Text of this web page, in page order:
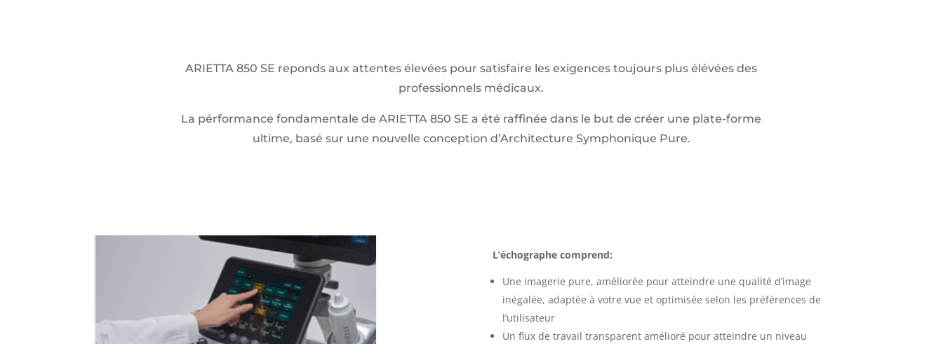
ARIETTA 850 SE reponds aux attentes élevées pour satisfaire les exigences toujours plus élévées des
professionnels médicaux.
La pérformance fondamentale de ARIETTA 850 SE a été raffinée dans le but de créer une plate-forme
ultime, basé sur une nouvelle conception d’Architecture Symphonique Pure.
L’échographe comprend:
Une imagerie pure, améliorée pour atteindre une qualité d’image
inégalée, adaptée à votre vue et optimisée selon les préférences de
l’utilisateur
Un flux de travail transparent amélioré pour atteindre un niveau